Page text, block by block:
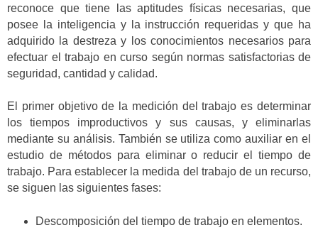
reconoce que tiene las aptitudes físicas necesarias, que
posee la inteligencia y la instrucción requeridas y que ha
adquirido la destreza y los conocimientos necesarios para
efectuar el trabajo en curso según normas satisfactorias de
seguridad, cantidad y calidad.
El primer objetivo de la medición del trabajo es determinar
los tiempos improductivos y sus causas, y eliminarlas
mediante su análisis. También se utiliza como auxiliar en el
estudio de métodos para eliminar o reducir el tiempo de
trabajo. Para establecer la medida del trabajo de un recurso,
se siguen las siguientes fases:
Descomposición del tiempo de trabajo en elementos.